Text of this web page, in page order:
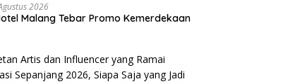
2026
Malang Tebar Promo Kemerdekaan